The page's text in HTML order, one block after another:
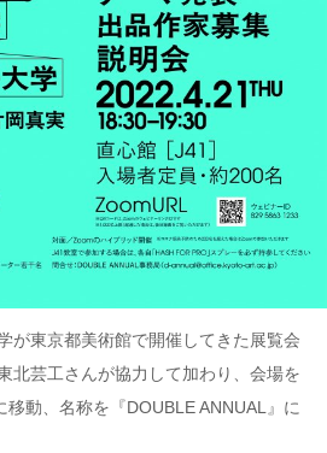
が東京都美術館で開催してきた展覧会
北芸工さんが協力して加わり、会場を
移動、名称を『DOUBLE ANNUAL』に